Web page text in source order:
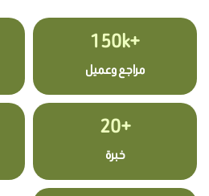
+150k
مراجع وعميل
+20
خبرة